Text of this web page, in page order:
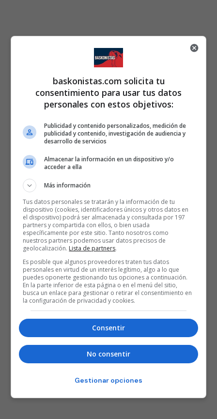
baskonistas.com solicita tu
consentimiento para usar tus datos
personales con estos objetivos:
Publicidad y contenido personalizados, medición de
publicidad y contenido, investigación de audiencia y
desarrollo de servicios
Almacenar la información en un dispositivo y/o
acceder a ella
Más información
Tus datos personales se tratarán y la información de tu
dispositivo (cookies, identificadores únicos y otros datos en
el dispositivo) podrá ser almacenada y consultada por 197
partners y compartida con ellos, o bien usada
específicamente por este sitio. Tanto nosotros como
nuestros partners podemos usar datos precisos de
geolocalización. Lista de partners.
Es posible que algunos proveedores traten tus datos
personales en virtud de un interés legítimo, algo a lo que
puedes oponerte gestionando tus opciones a continuación.
En la parte inferior de esta página o en el menú del sitio,
busca un enlace para gestionar o retirar el consentimiento en
la configuración de privacidad y cookies.
Consentir
No consentir
Gestionar opciones